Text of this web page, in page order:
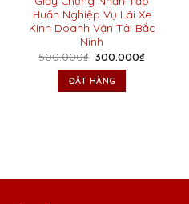
Huấn Nghiệp Vụ Lái Xe
Kinh Doanh Vận Tải Bắc
Ninh
500.000₫ Giá
là:
500.000₫.
300.000₫Giá
ĐẶT HÀNG